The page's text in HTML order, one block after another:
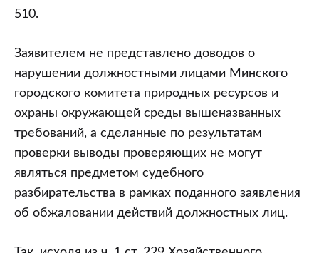
510.
Заявителем не представлено доводов о
нарушении должностными лицами Минского
городского комитета природных ресурсов и
охраны окружающей среды вышеназванных
требований, а сделанные по результатам
проверки выводы проверяющих не могут
являться предметом судебного
разбирательства в рамках поданного заявления
об обжаловании действий должностных лиц.